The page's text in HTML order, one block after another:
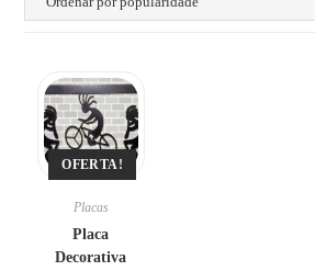
OFERTA!
Placas
Placa
Decorativa